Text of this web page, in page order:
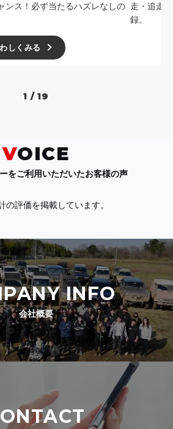
ンス！必ず当たるハズレなしの
しくみる
走・追走
録。
1 / 19
VOICE
をご利用いただいたお客様の声
の評価を掲載しています。
INFO
会社概要